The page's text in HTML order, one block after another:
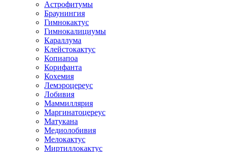
Астрофитумы
Браунингия
Гимнокактус
Гимнокалициумы
Караллума
Клейстокактус
Копиапоа
Корифанта
Кохемия
Лемэроцереус
Лобивия
Маммиллярия
Маргинатоцереус
Матукана
Медиолобивия
Мелокактус
Миртиллокактус